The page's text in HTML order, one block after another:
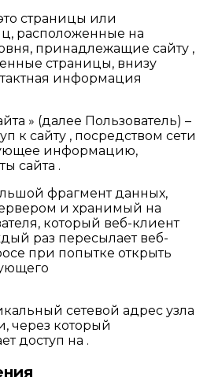
страницы или
расположенные на
принадлежащие сайту ,
страницы, внизу
информация
» (далее Пользователь) –
к сайту , посредством сети
информацию,
сайта .
фрагмент данных,
и хранимый на
который веб-клиент
раз пересылает веб-
при попытке открыть
сетевой адрес узла
через который
доступ на .